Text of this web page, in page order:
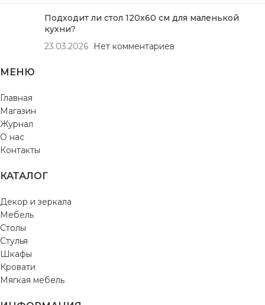
Подходит ли стол 120х60 см для маленькой
кухни?
23.03.2026
Нет комментариев
МЕНЮ
Главная
Магазин
Журнал
О нас
Контакты
КАТАЛОГ
Декор и зеркала
Мебель
Столы
Стулья
Шкафы
Кровати
Мягкая мебель